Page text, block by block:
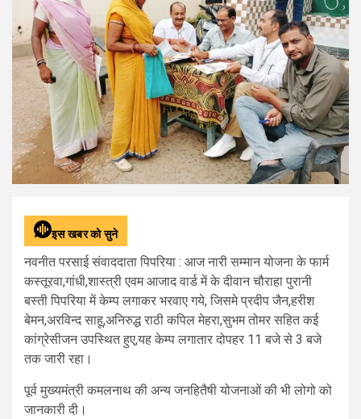
इस खबर को सुने
नवनीत परसाई संवाददाता पिपरिया : आज नारी सम्मान योजना के फार्म
कस्तूरवा,गांधी,शास्त्री एवम आजाद वार्ड में के दीवान चौराहा पुरानी
बस्ती पिपरिया में केम्प लगाकर भरवाए गये, जिसमे प्रदीप जैन,हरीश
बेमन,अरविन्द साहू,अनिरुद्ध राठी कपिल मेहरा,सुभम तोमर सहित कई
कांग्रेसीजन उपस्थित हुए,यह केम्प लगातार दोपहर 11 बजे से 3 बजे
तक जारी रहा।
पूर्व मुख्यमंत्री कमलनाथ की अन्य जनहितैषी योजनाओं की भी लोगो को
जानकारी दी।